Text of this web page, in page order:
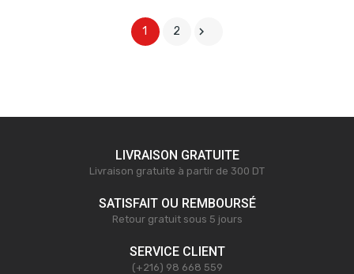
1 2 
LIVRAISON GRATUITE
Livraison gratuite à partir de 300 DT
SATISFAIT OU REMBOURSÉ
Retour gratuit sous 5 jours
SERVICE CLIENT
(+216) 98 668 559